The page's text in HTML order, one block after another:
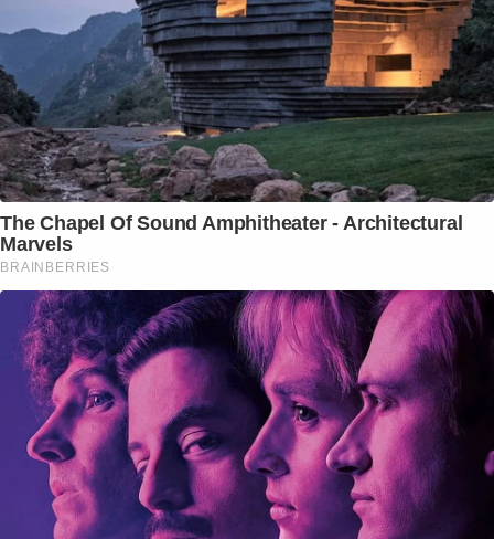
The Chapel Of Sound Amphitheater - Architectural
Marvels
BRAINBERRIES